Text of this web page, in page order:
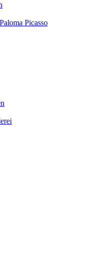
Picasso